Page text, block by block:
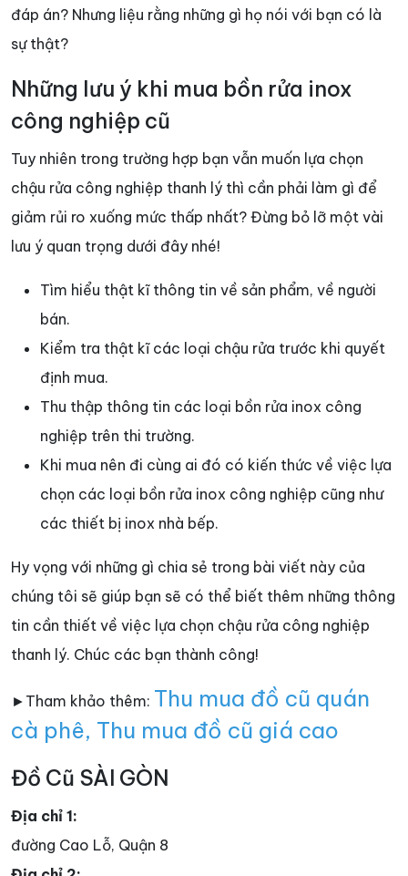
đáp án? Nhưng liệu rằng những gì họ nói với bạn có là
sự thật?
Những lưu ý khi mua bồn rửa inox
công nghiệp cũ
Tuy nhiên trong trường hợp bạn vẫn muốn lựa chọn
chậu rửa công nghiệp thanh lý thì cần phải làm gì để
giảm rủi ro xuống mức thấp nhất? Đừng bỏ lỡ một vài
lưu ý quan trọng dưới đây nhé!
Tìm hiểu thật kĩ thông tin về sản phẩm, về người
bán.
Kiểm tra thật kĩ các loại chậu rửa trước khi quyết
định mua.
Thu thập thông tin các loại bồn rửa inox công
nghiệp trên thi trường.
Khi mua nên đi cùng ai đó có kiến thức về việc lựa
chọn các loại bồn rửa inox công nghiệp cũng như
các thiết bị inox nhà bếp.
Hy vọng với những gì chia sẻ trong bài viết này của
chúng tôi sẽ giúp bạn sẽ có thể biết thêm những thông
tin cần thiết về việc lựa chọn chậu rửa công nghiệp
thanh lý. Chúc các bạn thành công!
►Tham khảo thêm: Thu mua đồ cũ quán
cà phê, Thu mua đồ cũ giá cao
Đồ Cũ SÀI GÒN
Địa chỉ 1:
đường Cao Lỗ, Quận 8